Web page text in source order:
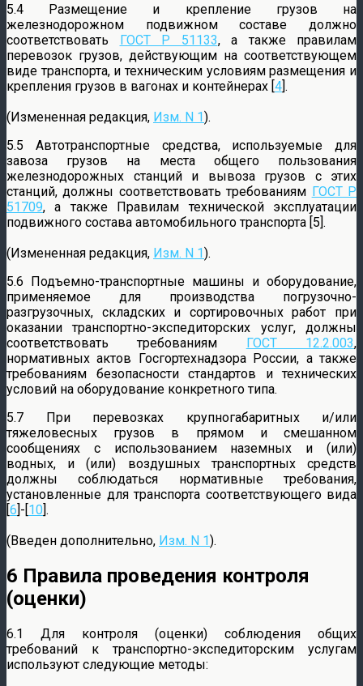
5.4 Размещение и крепление грузов на
железнодорожном подвижном составе должно
соответствовать ГОСТ Р 51133, а также правилам
перевозок грузов, действующим на соответствующем
виде транспорта, и техническим условиям размещения и
крепления грузов в вагонах и контейнерах [4].
(Измененная редакция, Изм. N 1).
5.5 Автотранспортные средства, используемые для
завоза грузов на места общего пользования
железнодорожных станций и вывоза грузов с этих
станций, должны соответствовать требованиям ГОСТ Р
51709, а также Правилам технической эксплуатации
подвижного состава автомобильного транспорта [5].
(Измененная редакция, Изм. N 1).
5.6 Подъемно-транспортные машины и оборудование,
применяемое для производства погрузочно-
разгрузочных, складских и сортировочных работ при
оказании транспортно-экспедиторских услуг, должны
соответствовать требованиям ГОСТ 12.2.003,
нормативных актов Госгортехнадзора России, а также
требованиям безопасности стандартов и технических
условий на оборудование конкретного типа.
5.7 При перевозках крупногабаритных и/или
тяжеловесных грузов в прямом и смешанном
сообщениях с использованием наземных и (или)
водных, и (или) воздушных транспортных средств
должны соблюдаться нормативные требования,
установленные для транспорта соответствующего вида
[6]-[10].
(Введен дополнительно, Изм. N 1).
6 Правила проведения контроля
(оценки)
6.1 Для контроля (оценки) соблюдения общих
требований к транспортно-экспедиторским услугам
используют следующие методы: